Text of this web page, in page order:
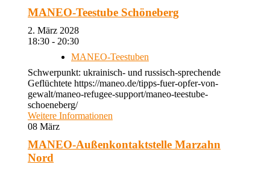
MANEO-Teestube Schöneberg
2. März 2028
18:30 - 20:30
MANEO-Teestuben
Schwerpunkt: ukrainisch- und russisch-sprechende
Geflüchtete https://maneo.de/tipps-fuer-opfer-von-
gewalt/maneo-refugee-support/maneo-teestube-
schoeneberg/
Weitere Informationen
08 März
MANEO-Außenkontaktstelle Marzahn
Nord